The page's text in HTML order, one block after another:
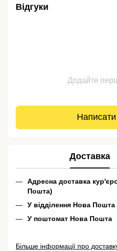
Відгуки
Додайте
Написати
Доставка
Адресна доставка
Пошта)
У відділення Нова Пошта
У поштомат Нова Пошта
Більше інформації про